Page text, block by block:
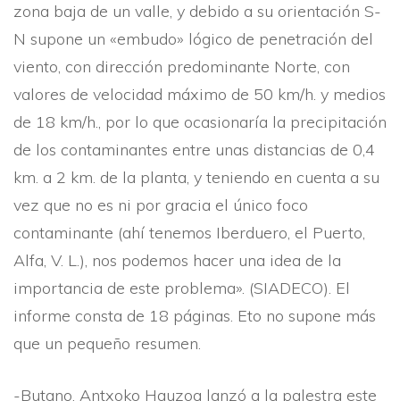
zona baja de un valle, y debido a su orientación S-
N supone un «embudo» lógico de penetración del
viento, con dirección predominante Norte, con
valores de velocidad máximo de 50 km/h. y medios
de 18 km/h., por lo que ocasionarí­a la precipitación
de los contaminantes entre unas distancias de 0,4
km. a 2 km. de la planta, y teniendo en cuenta a su
vez que no es ni por gracia el único foco
contaminante (ahí­ tenemos Iberduero, el Puerto,
Alfa, V. L.), nos podemos hacer una idea de la
importancia de este problema». (SIADECO). El
informe consta de 18 páginas. Eto no supone más
que un pequeño resumen.
-Butano. Antxoko Hauzoa lanzó a la palestra este